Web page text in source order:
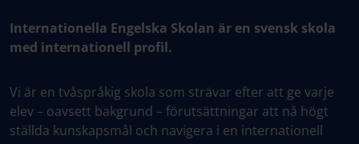
Internationella Engelska Skolan är en svensk skola
med internationell profil.
Vi är en tvåspråkig skola som strävar efter att ge varje
elev – oavsett bakgrund – förutsättningar att nå högt
ställda kunskapsmål och navigera i en internationell